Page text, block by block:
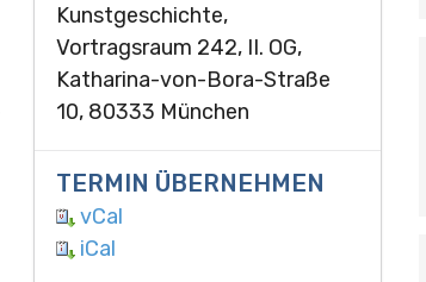
Kunstgeschichte,
Vortragsraum 242, II. OG,
Katharina-von-Bora-Straße
10, 80333 München
TERMIN ÜBERNEHMEN
vCal
iCal